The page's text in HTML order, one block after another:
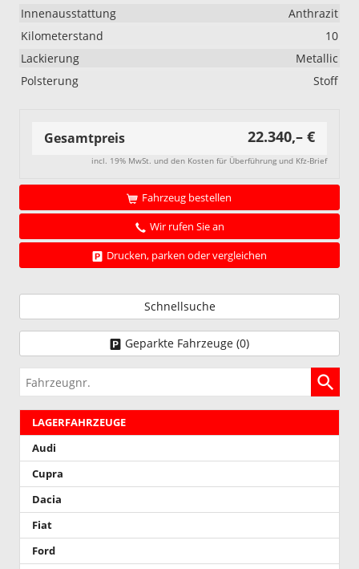
Innenausstattung
Anthrazit
Kilometerstand
10
Lackierung
Metallic
Polsterung
Stoff
Gesamtpreis 22.340,– €
incl. 19% MwSt. und den Kosten für Überführung und Kfz-Brief
Fahrzeug bestellen
Wir rufen Sie an
Drucken, parken oder vergleichen
Schnellsuche
Geparkte Fahrzeuge (0)
Fahrzeugnr.
LAGERFAHRZEUGE
Audi
Cupra
Dacia
Fiat
Ford